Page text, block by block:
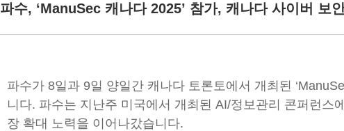
파수, ‘ManuSec 캐나다 2025’ 참가, 캐나다 사이버 보
파수가 8일과 9일 양일간 캐나다 토론토에서 개최된
니다. 파수는 지난주 미국에서 개최된 AI/정보관리 콘퍼런스
장 확대 노력을 이어나갔습니다.